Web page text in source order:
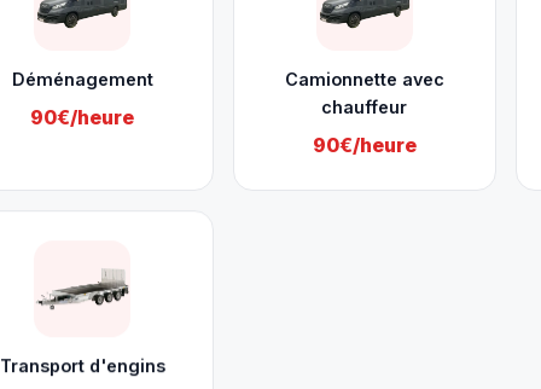
Déménagement
90€/heure
Camionnette avec
chauffeur
90€/heure
Transport d'engins